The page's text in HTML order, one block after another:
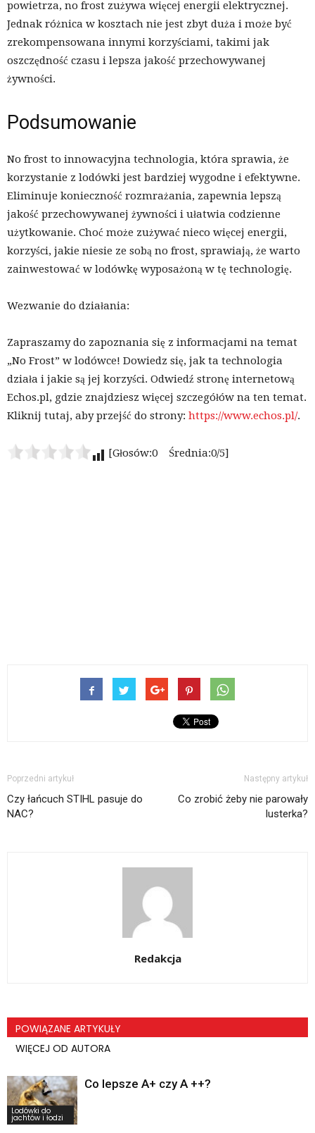
powietrza, no frost zużywa więcej energii elektrycznej.
Jednak różnica w kosztach nie jest zbyt duża i może być
zrekompensowana innymi korzyściami, takimi jak
oszczędność czasu i lepsza jakość przechowywanej
żywności.
Podsumowanie
No frost to innowacyjna technologia, która sprawia, że
korzystanie z lodówki jest bardziej wygodne i efektywne.
Eliminuje konieczność rozmrażania, zapewnia lepszą
jakość przechowywanej żywności i ułatwia codzienne
użytkowanie. Choć może zużywać nieco więcej energii,
korzyści, jakie niesie ze sobą no frost, sprawiają, że warto
zainwestować w lodówkę wyposażoną w tę technologię.
Wezwanie do działania:
Zapraszamy do zapoznania się z informacjami na temat
„No Frost” w lodówce! Dowiedz się, jak ta technologia
działa i jakie są jej korzyści. Odwiedź stronę internetową
Echos.pl, gdzie znajdziesz więcej szczegółów na ten temat.
Kliknij tutaj, aby przejść do strony: https://www.echos.pl/.
[Głosów:0 Średnia:0/5]
Poprzedni artykuł
Czy łańcuch STIHL pasuje do
NAC?
Następny artykuł
Co zrobić żeby nie parowały
lusterka?
Redakcja
POWIĄZANE ARTYKUŁY
WIĘCEJ OD AUTORA
Lodówki do
jachtów i łodzi
Co lepsze A+ czy A ++?